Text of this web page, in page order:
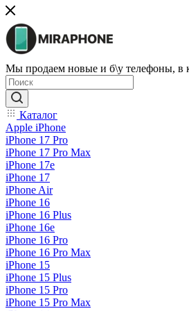
Мы продаем новые и б\у телефоны, в
Каталог
Apple iPhone
iPhone 17 Pro
iPhone 17 Pro Max
iPhone 17e
iPhone 17
iPhone Air
iPhone 16
iPhone 16 Plus
iPhone 16e
iPhone 16 Pro
iPhone 16 Pro Max
iPhone 15
iPhone 15 Plus
iPhone 15 Pro
iPhone 15 Pro Max